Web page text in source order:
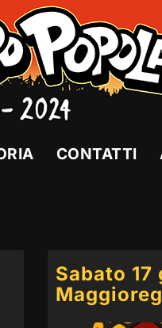
CONTATTI
Sabato 17